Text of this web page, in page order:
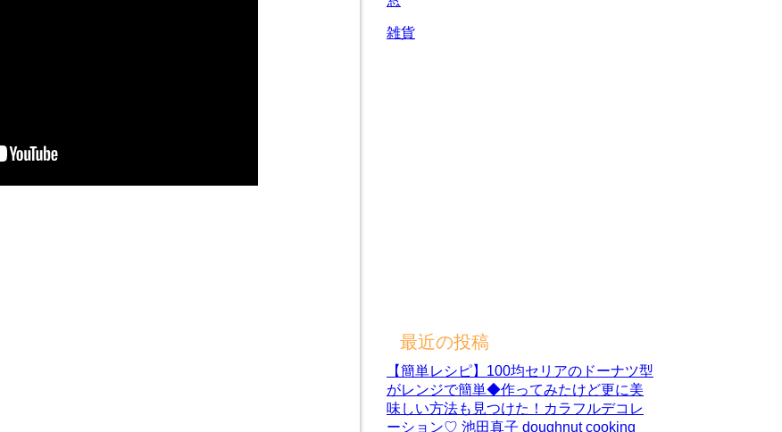
雑貨
最近の投稿
【簡単レシピ】100均セリアのドーナツ型
がレンジで簡単◆作ってみたけど更に美
味しい方法も見つけた！カラフルデコレ
ーション♡ 池田真子 doughnut cooking